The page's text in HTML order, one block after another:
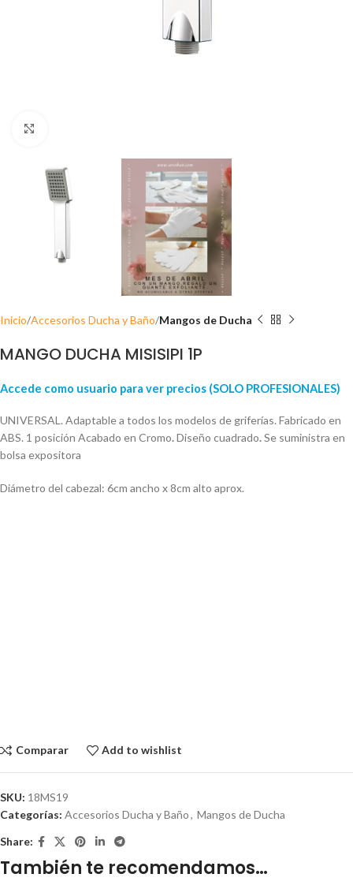
Inicio Accesorios Ducha y Baño Mangos de Ducha
MANGO DUCHA MISISIPI 1P
Accede como usuario para ver precios (SOLO PROFESIONALES)
UNIVERSAL. Adaptable a todos los modelos de griferías. Fabricado en
ABS. 1 posición Acabado en Cromo.Diseño cuadrado.Se suministra en
bolsa expositora
Diámetro del cabezal: 6cm ancho x 8cm alto aprox.
Comparar Add to wishlist
SKU: 18MS19
Categorías: Accesorios Ducha y Baño, Mangos de Ducha
Share:
También te recomendamos…